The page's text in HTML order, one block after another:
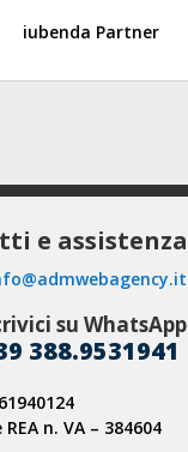
iubenda Partner
e assistenza
su WhatsApp
388.9531941
n. VA – 384604